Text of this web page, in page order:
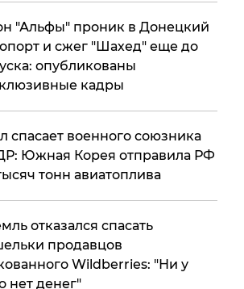
"Альфы" проник в Донецкий
и сжег "Шахед" еще до
опубликованы
кадры
спасает военного союзника
Южная Корея отправила РФ
тонн авиатоплива
отказался спасать
продавцов
Wildberries: "Ни у
нет денег"